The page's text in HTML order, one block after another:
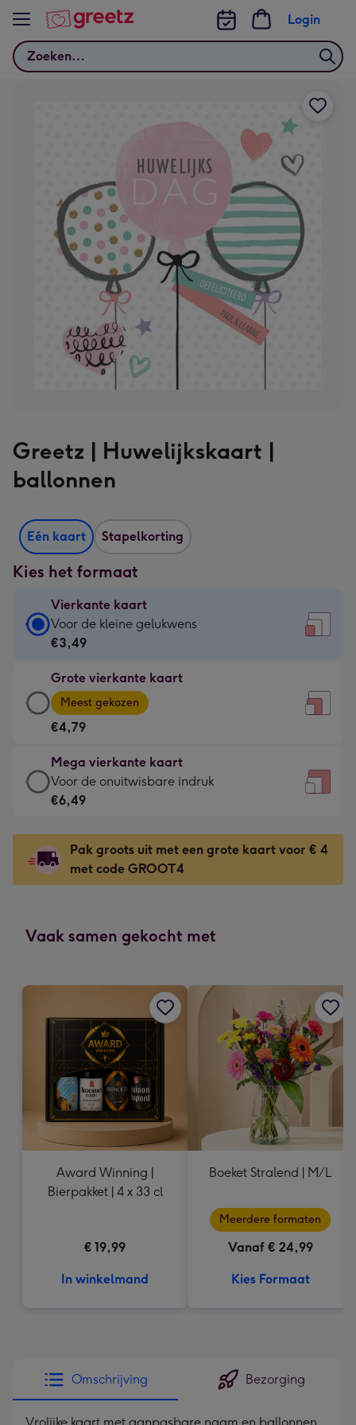
Bekijk meer
Zoeken
Login
Greetz | Huwelijkskaart |
ballonnen
Eén kaart Stapelkorting
Kies het formaat
Vierkante kaart
Vierkante
kaart
€3,49
-
Voor
kleine
gelukwens
-
130
x
130
mm
Voor de kleine gelukwens
€3,49
Grote vierkante kaart
Grote
vierkante
kaart
-
€4,79
-
Meest
-
Dimensions:
167
mm
Meest gekozen
€4,79
Mega vierkante kaart
Mega
vierkante
-
€6,49
-
onuitwisbare
Dimensions:
x
240
mm
Voor de onuitwisbare indruk
€6,49
Pak groots uit met een grote kaart voor € 4
met code GROOT4
Vaak samen gekocht met
Award Winning |
Bierpakket | 4 x 33 cl
€ 19,99
In winkelmand
Boeket Stralend | M/L
Meerdere formaten
Vanaf € 24,99
Kies Formaat
Omschrijving Bezorging